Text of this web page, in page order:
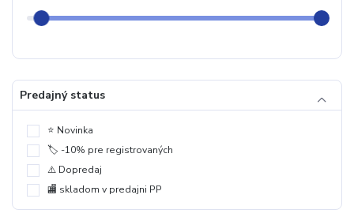
Predajný status
⭐️ Novinka
🏷️ -10% pre registrovaných
⚠️ Dopredaj
🏬 skladom v predajni PP